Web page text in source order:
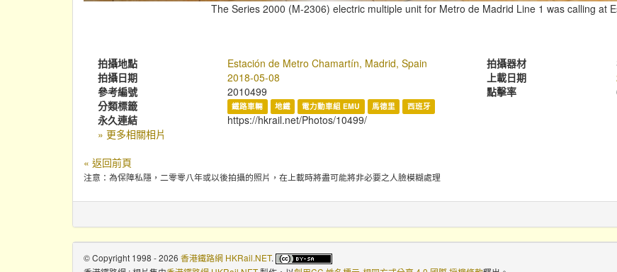
The Series 2000 (M-2306) electric multiple unit for Metro de Madrid Line 1 was calling at
拍攝地點 Estación de Metro Chamartín, Madrid, Spain 拍攝器材
拍攝日期
2018-05-08 上載日期
參考編號
2010499 點擊率
分類標籤
鐵路車輛 地鐵 電力動車組 EMU 馬德里 西班牙
永久連結
https://hkrail.net/Photos/10499/
» 更多相關相片
« 返回前頁
注意：為保障私隱，二零零八年或以後拍攝的照片，在上載時將盡可能將非必要之人臉模糊處理
© Copyright 1998 - 2026 香港鐵路網 HKRail.NET.